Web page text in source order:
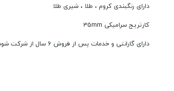
دارای رنگبندی کروم ، طلا ، شیری طلا
کارتریج سرامیکی 35mm
دارای گارانتی و خدمات پس از فروش 6 سال از شرکت شودر در سرتاسر کشور